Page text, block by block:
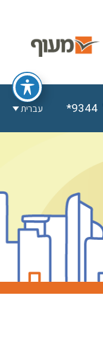
9344* עברית